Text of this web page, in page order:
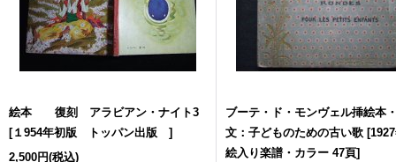
絵本 復刻 アラビアン・ナイト3
[１954年初版 トッパン出版 ]
2,500円(税込)
ブーテ・ド・モンヴェル挿絵本
文：子どものための古い歌 [
絵入り楽譜・カラー 47頁]